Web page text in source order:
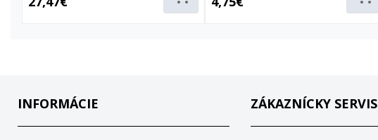
INFORMÁCIE ZÁKAZNÍCKY SERVIS